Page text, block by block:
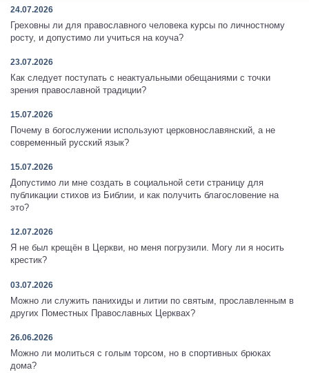
24.07.2026
Греховны ли для православного человека курсы по личностному
росту, и допустимо ли учиться на коуча?
23.07.2026
Как следует поступать с неактуальными обещаниями с точки
зрения православной традиции?
15.07.2026
Почему в богослужении используют церковнославянский, а не
современный русский язык?
15.07.2026
Допустимо ли мне создать в социальной сети страницу для
публикации стихов из Библии, и как получить благословение на
это?
12.07.2026
Я не был крещён в Церкви, но меня погрузили. Могу ли я носить
крестик?
03.07.2026
Можно ли служить панихиды и литии по святым, прославленным в
других Поместных Православных Церквах?
26.06.2026
Можно ли молиться с голым торсом, но в спортивных брюках
дома?